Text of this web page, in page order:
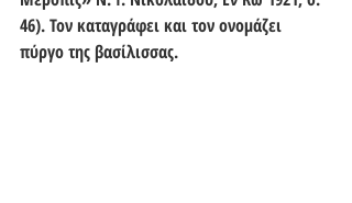
46). Τον καταγράφει και τον ονομάζει
πύργο της βασίλισσας.